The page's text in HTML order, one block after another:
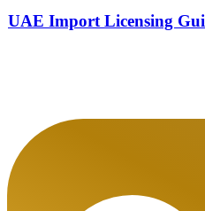
UAE Import Licensing